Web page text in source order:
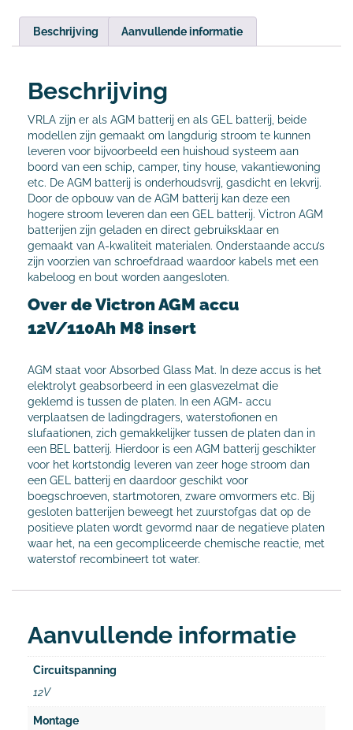
Beschrijving Aanvullende informatie
Beschrijving
VRLA zijn er als AGM batterij en als GEL batterij, beide
modellen zijn gemaakt om langdurig stroom te kunnen
leveren voor bijvoorbeeld een huishoud systeem aan
boord van een schip, camper, tiny house, vakantiewoning
etc. De AGM batterij is onderhoudsvrij, gasdicht en lekvrij.
Door de opbouw van de AGM batterij kan deze een
hogere stroom leveren dan een GEL batterij. Victron AGM
batterijen zijn geladen en direct gebruiksklaar en
gemaakt van A-kwaliteit materialen. Onderstaande accu’s
zijn voorzien van schroefdraad waardoor kabels met een
kabeloog en bout worden aangesloten.
Over de Victron AGM accu
12V/110Ah M8 insert
AGM staat voor Absorbed Glass Mat. In deze accus is het
elektrolyt geabsorbeerd in een glasvezelmat die
geklemd is tussen de platen. In een AGM- accu
verplaatsen de ladingdragers, waterstofionen en
slufaationen, zich gemakkelijker tussen de platen dan in
een BEL batterij. Hierdoor is een AGM batterij geschikter
voor het kortstondig leveren van zeer hoge stroom dan
een GEL batterij en daardoor geschikt voor
boegschroeven, startmotoren, zware omvormers etc. Bij
gesloten batterijen beweegt het zuurstofgas dat op de
positieve platen wordt gevormd naar de negatieve platen
waar het, na een gecompliceerde chemische reactie, met
waterstof recombineert tot water.
Aanvullende informatie
Circuitspanning
12V
Montage